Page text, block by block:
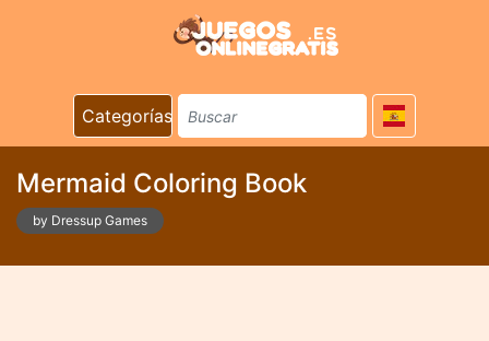
Categorías
Mermaid Coloring Book
by Dressup Games